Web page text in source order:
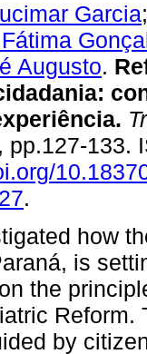
Garcia;
Augusto.
:
.
pp.127-133.
.
how
is
the
Reform.
by